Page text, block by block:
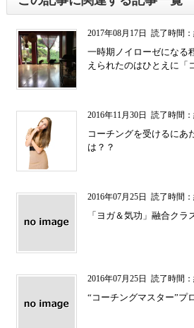
2017年08月17日 読了時間
一時期ノイローゼになる
えられたのはひとえに「
2016年11月30日 読了時間
コーチングを受けるにあ
は？？
2016年07月25日 読了時間
「ヨガ＆気功」融合クラ
2016年07月25日 読了時間
“コーチングマスター”プ